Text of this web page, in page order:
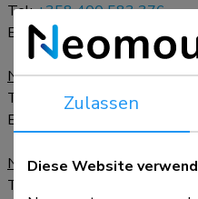
Tel:+358 400 583 376
E-mail:
Neomounts CEE
Tel:
+48 510 785 525
E-mail:
Neomounts USA
Tel:
Zulassen
Diese Website